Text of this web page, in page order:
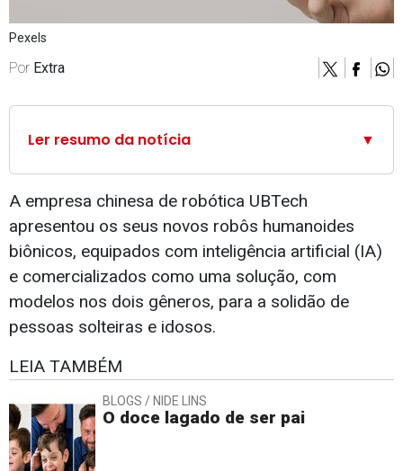
Pexels
Por Extra
Ler resumo da notícia ▼
A empresa chinesa de robótica UBTech
apresentou os seus novos robôs humanoides
biônicos, equipados com inteligência artificial (IA)
e comercializados como uma solução, com
modelos nos dois gêneros, para a solidão de
pessoas solteiras e idosos.
LEIA TAMBÉM
BLOGS / NIDE LINS
O doce lagado de ser pai